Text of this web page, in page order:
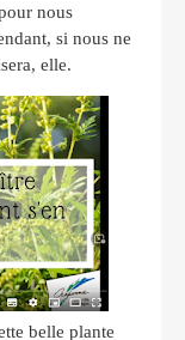
nous
si nous ne
elle.
belle plante